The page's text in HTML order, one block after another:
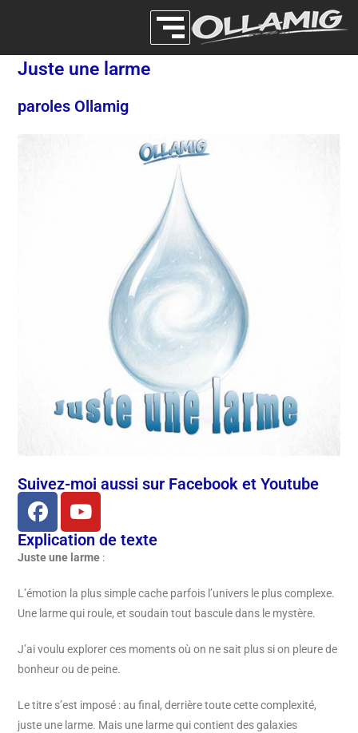
Juste une larme
paroles Ollamig
Suivez-moi aussi sur Facebook et Youtube
Explication de texte
Juste une larme :
L’émotion la plus simple cache parfois l’univers le plus complexe.
Une larme qui roule, et soudain tout bascule dans le mystère.
J’ai voulu explorer ces moments où on ne sait plus si on pleure de
bonheur ou de peine.
Le titre s’est imposé : au final, derrière toute cette complexité,
juste une larme. Mais une larme qui contient des galaxies